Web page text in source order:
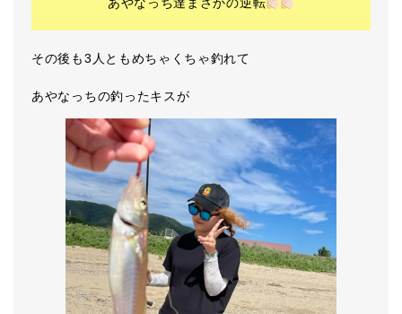
あやなっち達まさかの逆転
その後も3人ともめちゃくちゃ釣れて
あやなっちの釣ったキスが